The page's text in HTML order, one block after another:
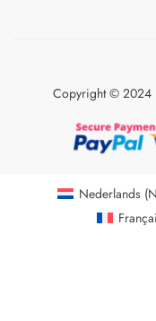
Copyright © 2024
Nederlands (